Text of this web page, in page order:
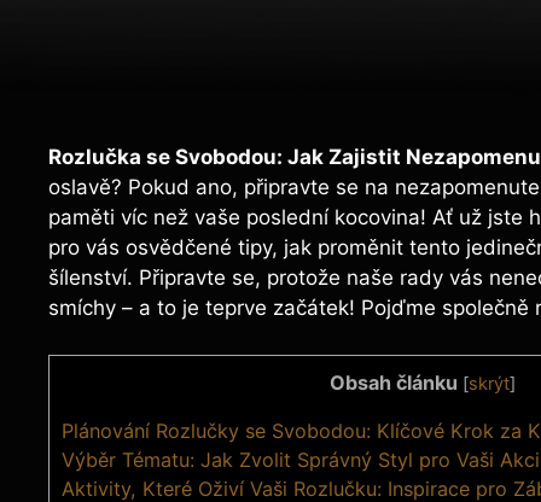
Rozlučka ‍se Svobodou: Jak Zajistit
oslavě?⁢ Pokud ano, připravte ‌se na
paměti víc‍ než‌ vaše⁢ poslední kocovina! ​Ať už ​jste
pro ‌vás osvědčené⁤ tipy, jak​ proměnit⁢ tento
šílenství. Připravte se, protože naše ‍rady vás
smíchy⁢ – ⁢a ⁣to je teprve začátek! Pojďme
Obsah článku [skrýt]
Plánování Rozlučky se Svobodou: Klíčové ⁤Krok za
Výběr ​Tématu: Jak⁤ Zvolit Správný Styl pro ‌Vaši Akci
Aktivity, Které Oživí Vaši Rozlučku: Inspirace pro